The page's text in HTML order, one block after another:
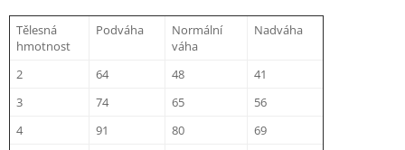
Tělesná
hmotnost
Podváha
Normální
váha
Nadváha
2 64 48
41
3
74 65
56
4
91 80
69